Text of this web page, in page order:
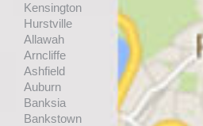
Kensington
Hurstville
Allawah
Arncliffe
Ashfield
Auburn
Banksia
Bankstown